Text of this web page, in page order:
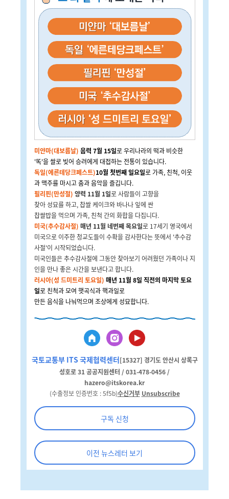
미얀마(대보름날) 음력 7월 15일로 우리나라의 떡과 비슷한
'똑'을 쌀로 빚어 승려에게 대접하는 전통이 있습니다.
독일(에른테당크페스트)10월 첫번째 일요일로 가족, 친척, 이웃
과 맥주를 마시고 춤과 음악을 즐깁니다.
필리핀(만성절) 양력 11월 1일로 사람들이 고향을
찾아 성묘를 하고, 찹쌀 케이크와 바나나 잎에 싼
찹쌀밥을 먹으며 가족, 친척 간의 화합을 다집니다.
미국(추수감사절) 매년 11월 네번째 목요일로 17세기 영국에서
미국으로 이주한 청교도들이 수확을 감사한다는 뜻에서 '추수감
사절'이 시작되었습니다.
미국인들은 추수감사절에 그동안 찾아보기 어려웠던 가족이나 지
인을 만나 좋은 시간을 보낸다고 합니다.
러시아(성 드미트리 토요일) 매년 11월 8일 직전의 마지막 토요
일로 친척과 모여 햇곡식과 핵과일로
만든 음식을 나눠먹으며 조상에게 성묘합니다.
국토교통부 ITS 국제협력센터[15327] 경기도 안산시 상록구
성호로 31 공공지원센터 / 031-478-0456 /
hazero@itskorea.kr
(수출정보 인증번호 : 5f5b)수신거부 Unsubscribe
구독 신청
이전 뉴스레터 보기